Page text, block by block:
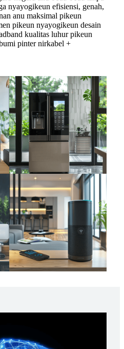
nyayogikeun efisiensi, genah,
anu maksimal pikeun
pikeun nyayogikeun desain
kualitas luhur pikeun
pinter nirkabel +